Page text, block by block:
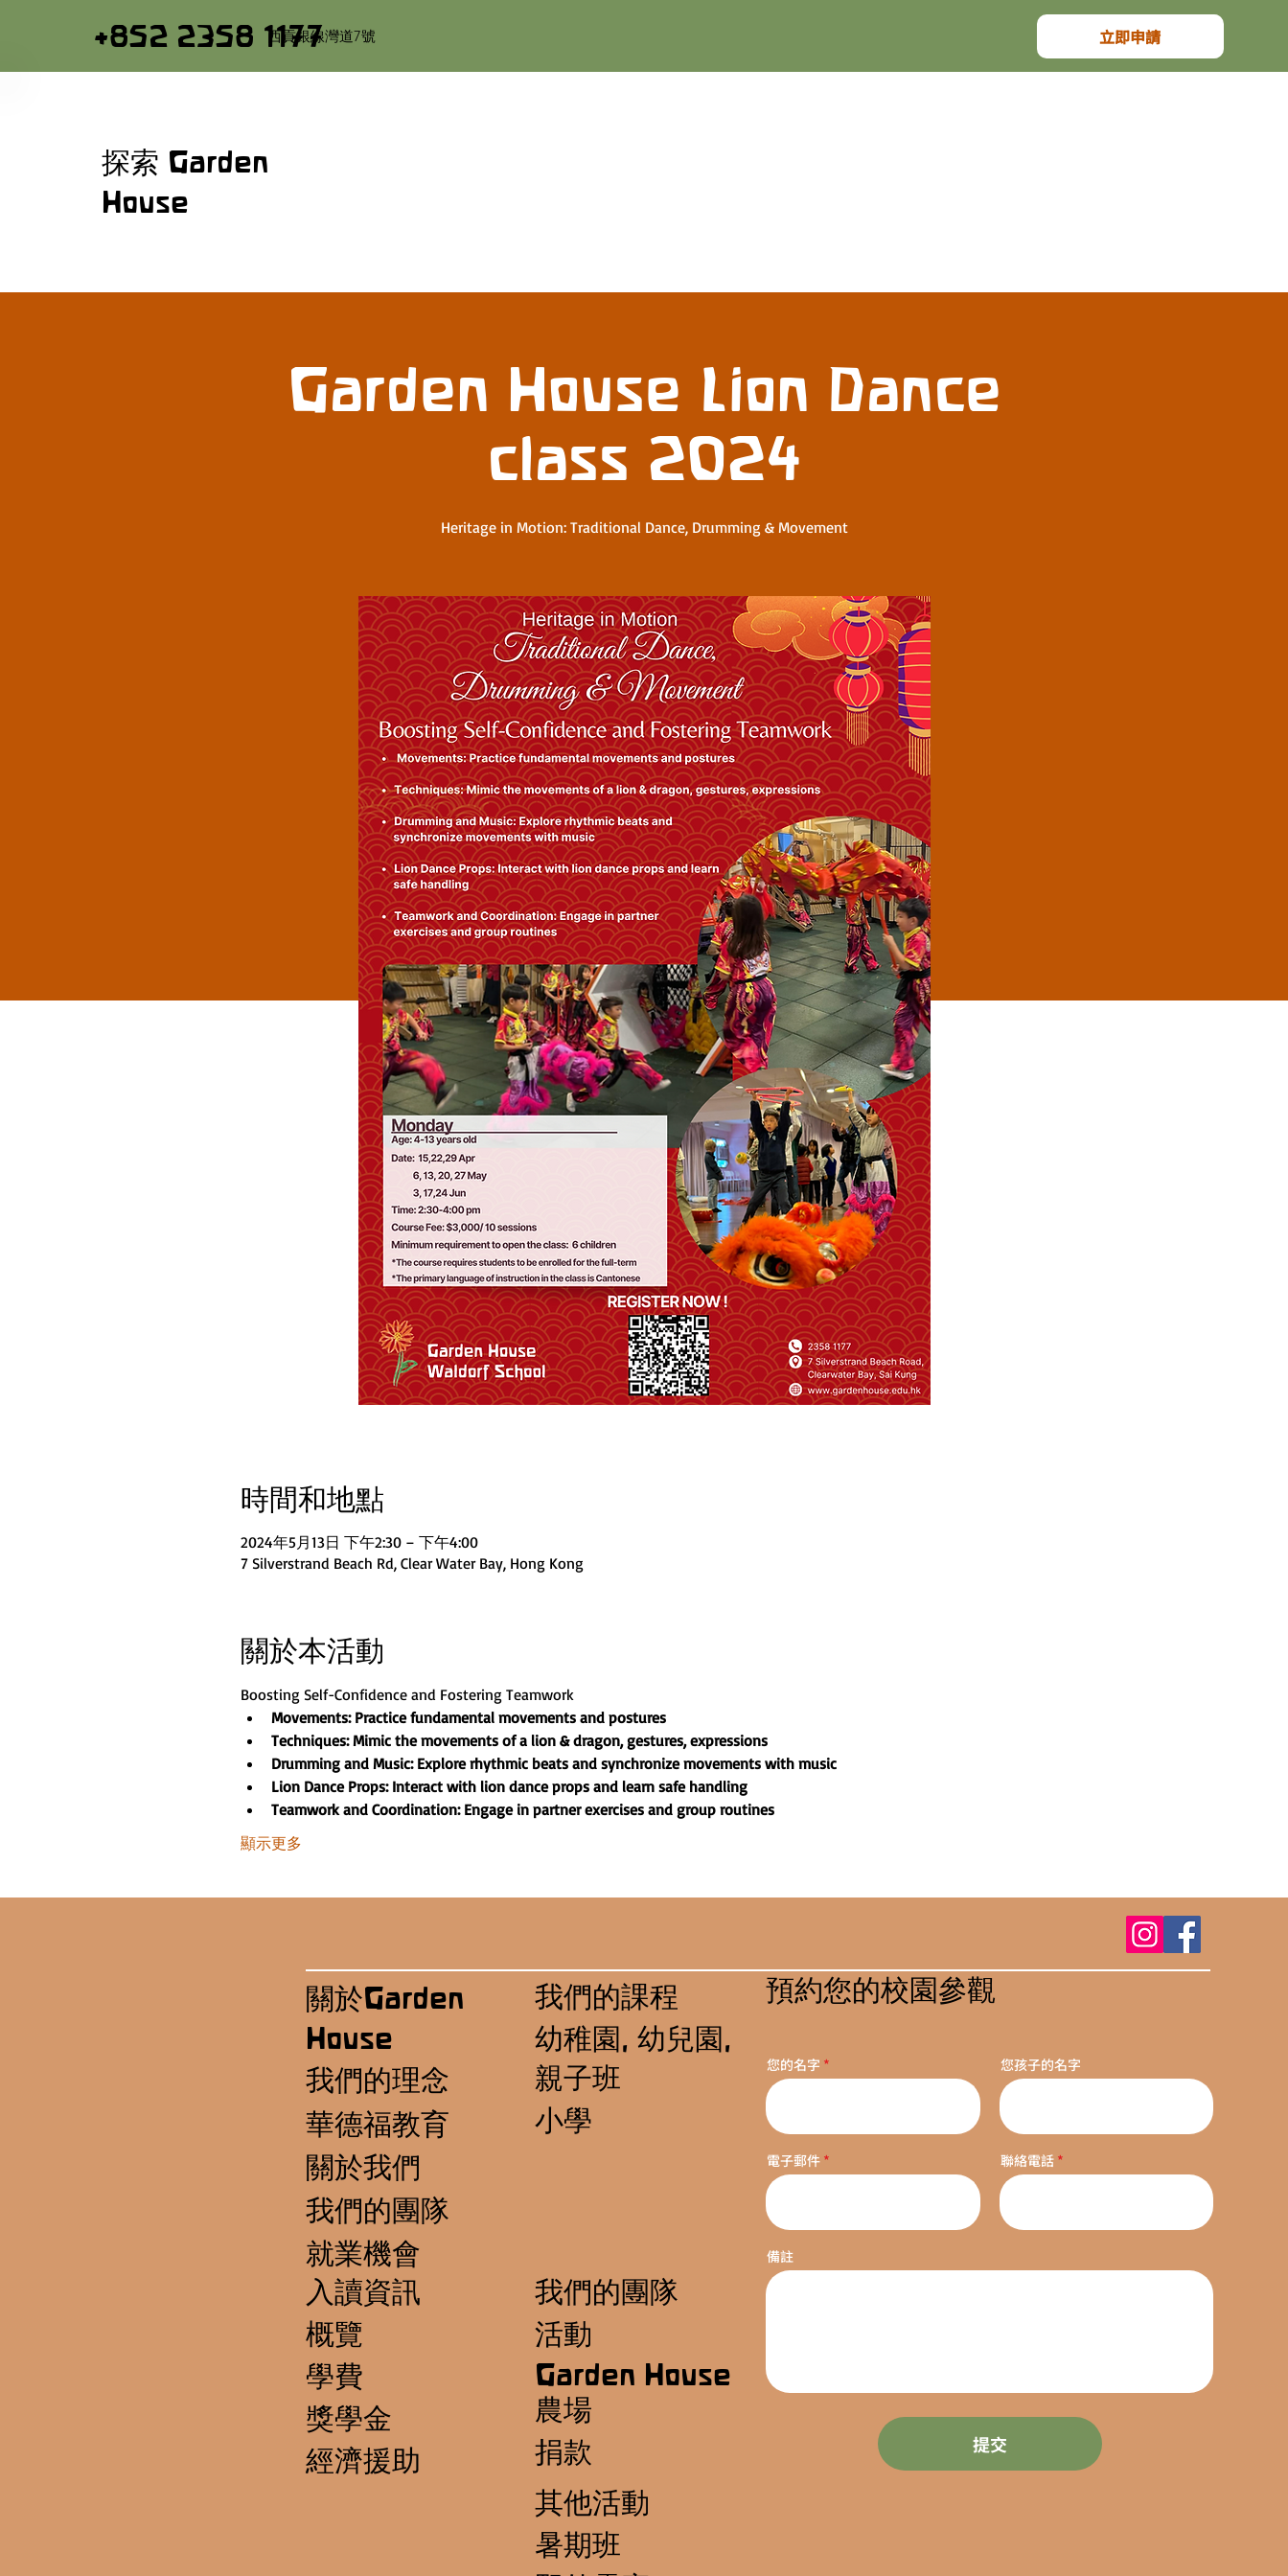
探索 Garden
House
Garden House Lion Dance
class 2024
Heritage in Motion: Traditional Dance, Drumming & Movement
時間和地點
2024年5月13日 下午2:30 – 下午4:00
7 Silverstrand Beach Rd, Clear Water Bay, Hong Kong
關於本活動
Boosting Self-Confidence and Fostering Teamwork
Movements: Practice fundamental movements and postures
Techniques: Mimic the movements of a lion & dragon, gestures, expressions
Drumming and Music: Explore rhythmic beats and synchronize movements with music
Lion Dance Props: Interact with lion dance props and learn safe handling
Teamwork and Coordination: Engage in partner exercises and group routines
顯示更多
立即申請
+852 2358 1177
西貢銀線灣道7號
預約您的校園參觀
您的名字 您孩子的名字
電子郵件 聯絡電話
備註
提交
關於Garden
House
我們的理念
華德福教育
關於我們
就業機會
我們的團隊
​入讀資訊
概覽
學費
獎學金
經濟援助
我們的課程
幼稚園, 幼兒園,
親子班
小學
我們的團隊
活動
Garden House
農場
捐款
其他活動
暑期班